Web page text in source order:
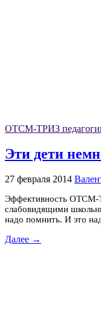
ОТСМ-ТРИЗ
Эти дети
27 февраля 2014
Эффективность ОТСМ-
слабовидящими
надо помнить. И это
Далее →